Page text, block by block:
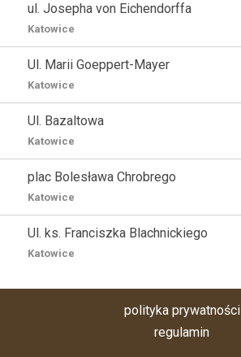
ul. Josepha von Eichendorffa
Katowice
Ul. Marii Goeppert-Mayer
Katowice
Ul. Bazaltowa
Katowice
plac Bolesława Chrobrego
Katowice
Ul. ks. Franciszka Blachnickiego
Katowice
polityka prywatności
regulamin